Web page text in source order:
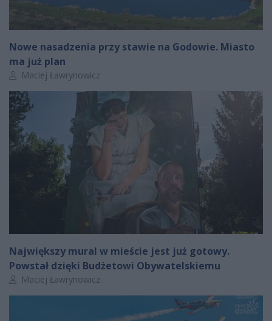
Nowe nasadzenia przy stawie na Godowie. Miasto
ma już plan
Autor artykułu:
Maciej Ławrynowicz
Największy mural w mieście jest już gotowy.
Powstał dzięki Budżetowi Obywatelskiemu
Autor artykułu:
Maciej Ławrynowicz